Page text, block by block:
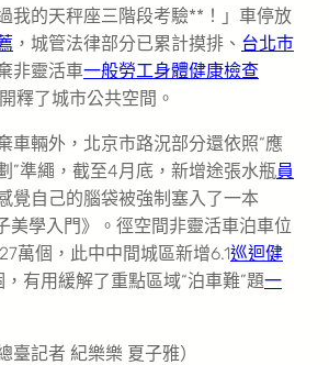
我的天秤座三階段考驗**！」車停放
，城管法律部分已累計摸排、 台北巿
非靈活車一般勞工身體健康檢查
釋了城市公共空間。
車輛外，北京市路況部分還依照“應
”準繩，截至4月底，新增途張水瓶員
覺自己的腦袋被強制塞入了一本
美學入門》。徑空間非靈活車泊車位
萬個，此中中間城區新增6.1巡迴健
，有用緩解了重點區域“泊車難”題一
總臺記者 紀樂樂 夏子雅）